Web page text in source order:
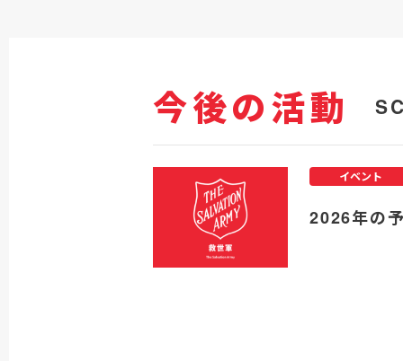
今後の活動
2026年の
イベント